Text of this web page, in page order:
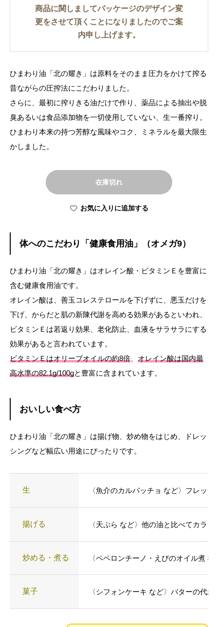
商品に関しましてパッケージのデザイン変
更をさせて頂くことになりましたのでご案
内申し上げます。
ひまわり油「北の耀き」は原料をそのまま圧力をかけて搾る
昔ながらの圧搾法にこだわりました。
さらに、最初に搾りきる油だけで作り、薬品による抽出や脱
臭あるいは食品添加物を一切使用していない、生一番搾り。
ひまわり本来の持つ芳醇な風味やコク、ミネラルを最大限生
かしました。
在庫切れ
お気に入りに追加する
体へのこだわり「健康食用油」（オメガ9）
ひまわり油「北の耀き」はオレイン酸・ビタミンＥを豊富に
含む健康食用油です。
オレイン酸は、善玉コレステロールを下げずに、悪玉だけを
下げ、からだと肌の新陳代謝を高める効果があるといわれ、
ビタミンＥは若返り効果、老化防止、血液をサラサラにする
効果があると言われています。
ビタミンＥはオリーブオイルの約8倍
オレイン酸は国内最
高水準の82.1g/100gと豊富に含まれています。
おいしい食べ方
ひまわり油「北の耀き」は揚げ物、炒め物をはじめ、ドレッ
シングなど幅広い用途にぴったりです。
生 〈魚介のカルパッチョ など〉フレッ
揚げる 〈天ぷら など〉他の油と比べてカラッ
炒める・煮る 〈ペペロンチーノ・えびのオイル煮
菓子 〈シフォンケーキ など〉バターの代わ